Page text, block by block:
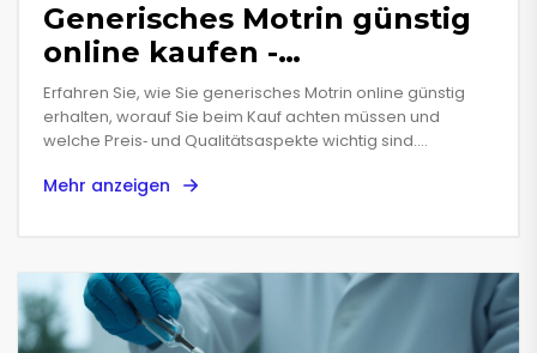
Generisches Motrin günstig
online kaufen -
Preisvergleich & Tipps
Erfahren Sie, wie Sie generisches Motrin online günstig
erhalten, worauf Sie beim Kauf achten müssen und
welche Preis‑ und Qualitätsaspekte wichtig sind.
Mehr anzeigen